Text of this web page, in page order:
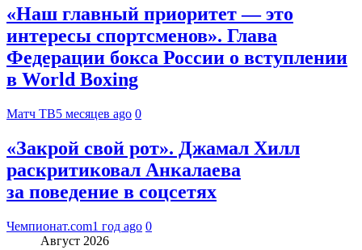
«Наш главный приоритет — это
интересы спортсменов». Глава
Федерации бокса России о вступлении
в World Boxing
Матч ТВ5 месяцев ago 0
«Закрой свой рот». Джамал Хилл
раскритиковал Анкалаева
за поведение в соцсетях
Чемпионат.com1 год ago 0
Август 2026